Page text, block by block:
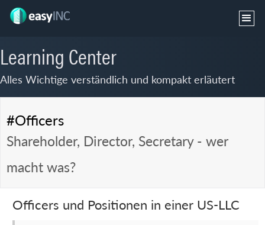
Learning Center
Alles Wichtige verständlich und kompakt erläutert
#Officers
Shareholder, Director, Secretary - wer
macht was?
Officers und Positionen in einer US-LLC